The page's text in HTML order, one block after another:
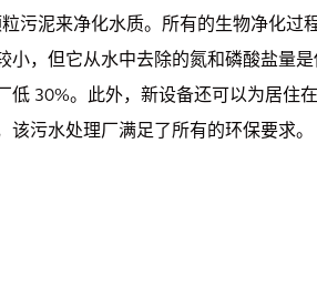
污泥来净化水质。所有的生物净化过
小，但它从水中去除的氮和磷酸盐量
低 30%。此外，新设备还可以为居住
该污水处理厂满足了所有的环保要求。